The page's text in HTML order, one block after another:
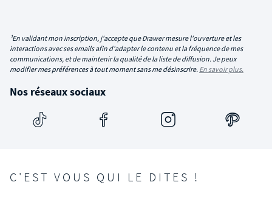
¹En validant mon inscription, j'accepte que Drawer mesure l'ouverture et les
interactions avec ses emails afin d'adapter le contenu et la fréquence de mes
communications, et de maintenir la qualité de la liste de diffusion. Je peux
modifier mes préférences à tout moment sans me désinscrire. En savoir plus.
Nos réseaux sociaux
C'EST VOUS QUI LE DITES !